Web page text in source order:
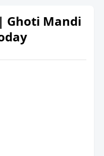
| Ghoti Mandi